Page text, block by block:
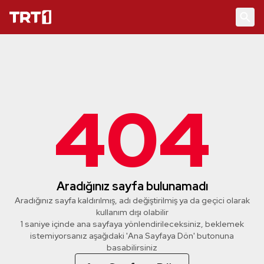
404
Aradığınız sayfa bulunamadı
Aradığınız sayfa kaldırılmış, adı değiştirilmiş ya da geçici olarak
kullanım dışı olabilir
1 saniye içinde ana sayfaya yönlendirileceksiniz, beklemek
istemiyorsanız aşağıdaki 'Ana Sayfaya Dön' butonuna
basabilirsiniz